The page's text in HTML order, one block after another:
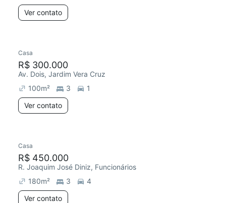
Ver contato
Casa
R$ 300.000
Av. Dois, Jardim Vera Cruz
100m² 3
1
Ver contato
Casa
R$ 450.000
R. Joaquim José Diniz, Funcionários
180m² 3
4
Ver contato